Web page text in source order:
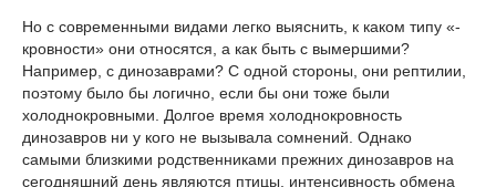
Но с современными видами легко выяснить, к каком типу «-
кровности» они относятся, а как быть с вымершими?
Например, с динозаврами? С одной стороны, они рептилии,
поэтому было бы логично, если бы они тоже были
холоднокровными. Долгое время холоднокровность
динозавров ни у кого не вызывала сомнений. Однако
самыми близкими родственниками прежних динозавров на
сегодняшний день являются птицы, интенсивность обмена